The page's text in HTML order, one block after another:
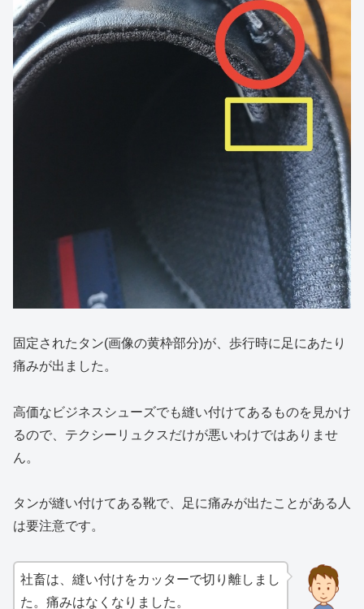
固定されたタン(画像の黄枠部分)が、歩行時に足にあたり
痛みが出ました。
高価なビジネスシューズでも縫い付けてあるものを見かけ
るので、テクシーリュクスだけが悪いわけではありませ
ん。
タンが縫い付けてある靴で、足に痛みが出たことがある人
は要注意です。
社畜は、縫い付けをカッターで切り離しまし
た。痛みはなくなりました。